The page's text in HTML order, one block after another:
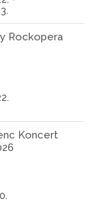
Rockopera
Koncert